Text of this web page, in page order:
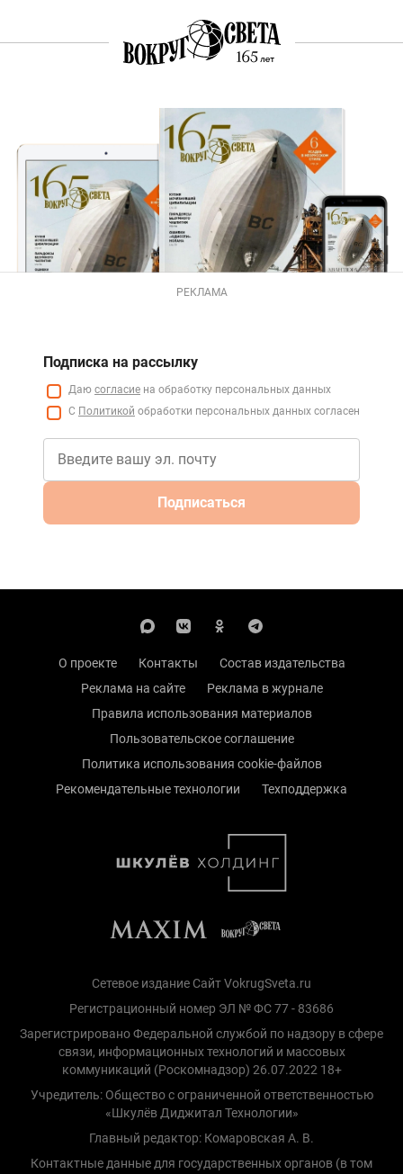
РЕКЛАМА
Подписка на рассылку
Даю согласие на обработку персональных данных
С Политикой обработки персональных данных согласен
Подписаться
О проекте Контакты
Состав издательства
Реклама на сайте
Реклама в журнале
Правила использования материалов
Пользовательское соглашение
Политика использования cookie-файлов
Рекомендательные технологии
Техподдержка
Сетевое издание Сайт VokrugSveta.ru
Регистрационный номер ЭЛ № ФС 77 - 83686
Зарегистрировано Федеральной службой по надзору в сфере
связи, информационных технологий и массовых
коммуникаций (Роскомнадзор) 26.07.2022 18+
Учредитель: Общество с ограниченной ответственностью
«Шкулёв Диджитал Технологии»
Главный редактор: Комаровская А. В.
Контактные данные для государственных органов (в том